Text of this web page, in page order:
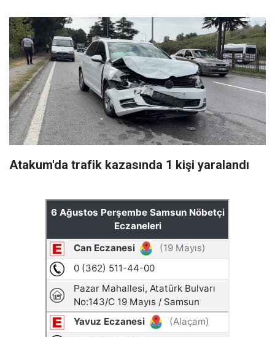
Atakum'da trafik kazasında 1 kişi yaralandı